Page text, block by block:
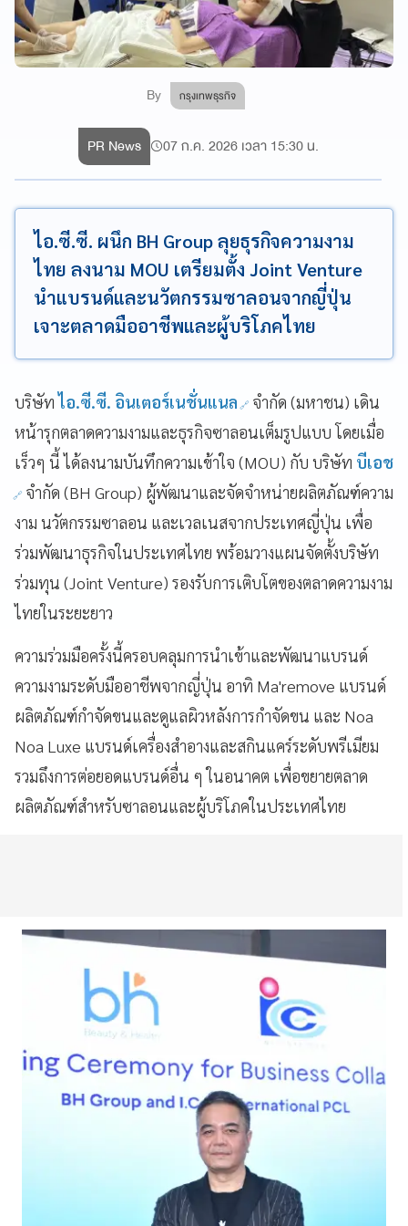
By กรุงเทพธุรกิจ
PR News 07 ก.ค. 2026 เวลา 15:30 น.
ไอ.ซี.ซี. ผนึก BH Group ลุยธุรกิจความงาม
ไทย ลงนาม MOU เตรียมตั้ง Joint Venture
นำแบรนด์และนวัตกรรมซาลอนจากญี่ปุ่น
เจาะตลาดมืออาชีพและผู้บริโภคไทย
บริษัทไอ.ซี.ซี. อินเตอร์เนชั่นแนล จำกัด (มหาชน) เดิน
หน้ารุกตลาดความงามและธุรกิจซาลอนเต็มรูปแบบ โดยเมื่อ
เร็วๆ นี้ ได้ลงนามบันทึกความเข้าใจ (MOU) กับ บริษัท บีเอช
จำกัด (BH Group) ผู้พัฒนาและจัดจำหน่ายผลิตภัณฑ์ความ
งาม นวัตกรรมซาลอน และเวลเนสจากประเทศญี่ปุ่น เพื่อ
ร่วมพัฒนาธุรกิจในประเทศไทย พร้อมวางแผนจัดตั้งบริษัท
ร่วมทุน (Joint Venture) รองรับการเติบโตของตลาดความงาม
ไทยในระยะยาว
ความร่วมมือครั้งนี้ครอบคลุมการนำเข้าและพัฒนาแบรนด์
ความงามระดับมืออาชีพจากญี่ปุ่น อาทิ Ma'remove แบรนด์
ผลิตภัณฑ์กำจัดขนและดูแลผิวหลังการกำจัดขน และ Noa
Noa Luxe แบรนด์เครื่องสำอางและสกินแคร์ระดับพรีเมียม
รวมถึงการต่อยอดแบรนด์อื่น ๆ ในอนาคต เพื่อขยายตลาด
ผลิตภัณฑ์สำหรับซาลอนและผู้บริโภคในประเทศไทย